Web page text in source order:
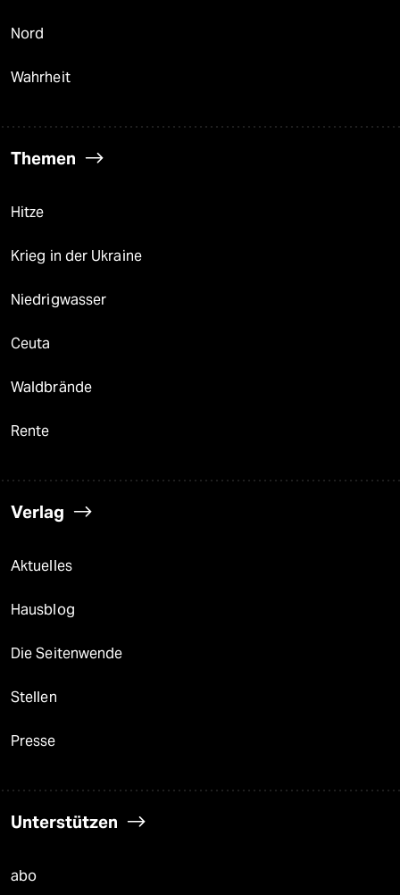
Nord
Wahrheit
Themen
Hitze
Krieg in der Ukraine
Niedrigwasser
Ceuta
Waldbrände
Rente
Verlag
Aktuelles
Hausblog
Die Seitenwende
Stellen
Presse
Unterstützen
abo